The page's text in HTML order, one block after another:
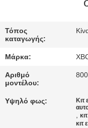
ΈΛΕΓΧΟΣ
ΜΑΣ
ΕΛΆΤΕ
ΣΕ
Τόπος
καταγωγής:
Μάρκα:
Αριθμό
μοντέλου:
Υψηλό φως:
Κιτ
,
κιτ